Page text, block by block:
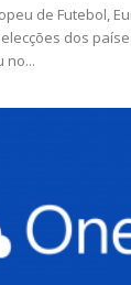
de Futebol,
dos
no...